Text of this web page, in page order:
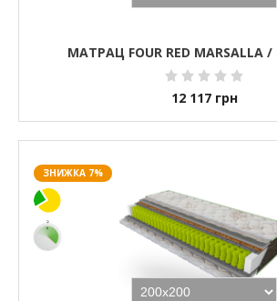
МАТРАЦ FOUR RED
12 117 грн
ЗНИЖКА 7%